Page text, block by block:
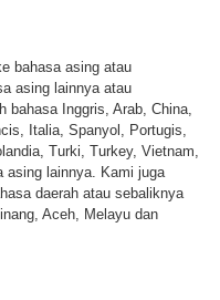
bahasa asing atau
asing lainnya atau
bahasa Inggris, Arab, China,
Italia, Spanyol, Portugis,
Turki, Turkey, Vietnam,
asing lainnya. Kami juga
daerah atau sebaliknya
Aceh, Melayu dan